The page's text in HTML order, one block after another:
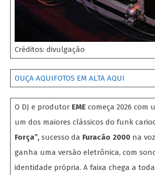
Créditos: divulgação
OUÇA AQUIFOTOS EM ALTA AQUI
O DJ e produtor EME começa 2026 com
um dos maiores clássicos do funk
Força”, sucesso da Furacão 2000 na
ganha uma versão eletrônica, com
identidade própria. A faixa chega a